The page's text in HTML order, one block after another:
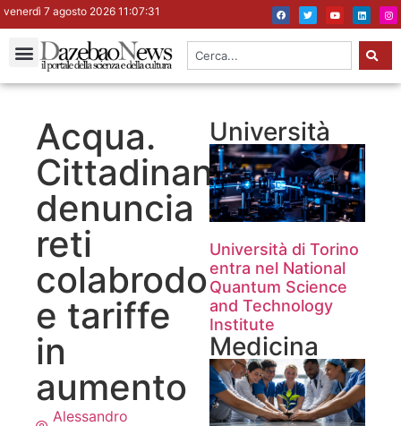
venerdì 7 agosto 2026 11:07:32
Acqua.
Cittadinanzattiva
denuncia
reti
colabrodo
e tariffe
in
aumento
Alessandro
Università
Università di Torino
entra nel National
Quantum Science
and Technology
Institute
Medicina